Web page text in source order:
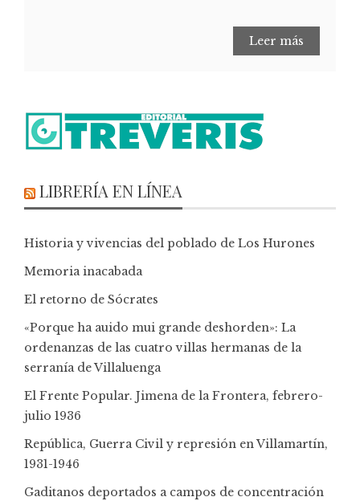
Leer más
LIBRERÍA EN LÍNEA
Historia y vivencias del poblado de Los Hurones
Memoria inacabada
El retorno de Sócrates
«Porque ha auido mui grande deshorden»: La
ordenanzas de las cuatro villas hermanas de la
serranía de Villaluenga
El Frente Popular. Jimena de la Frontera, febrero-
julio 1936
República, Guerra Civil y represión en Villamartín,
1931-1946
Gaditanos deportados a campos de concentración